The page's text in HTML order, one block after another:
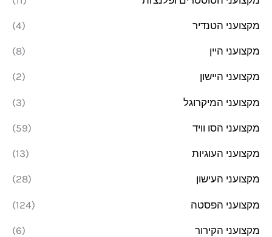
מקצועני הטנדיר (4)
מקצועני היין (8)
מקצועני היישון (2)
מקצועני המיקרוגל (3)
מקצועני הסו וויד (59)
מקצועני העוגיות (13)
מקצועני העישון (28)
מקצועני הפסטה (124)
מקצועני הקירור (6)